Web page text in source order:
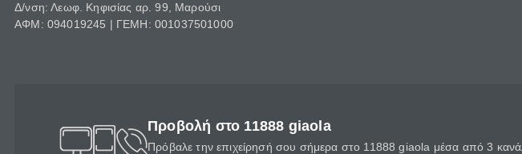
Δ/νση: Λεωφ. Κηφισίας αρ. 99, Μαρούσι
ΑΦΜ: 094019245 | ΓΕΜΗ: 001037501000
Προβολή στο 11888 giaola
Πρόβαλε την επιχείρησή σου σήμερα στο 11888 giaola μέσα από 3